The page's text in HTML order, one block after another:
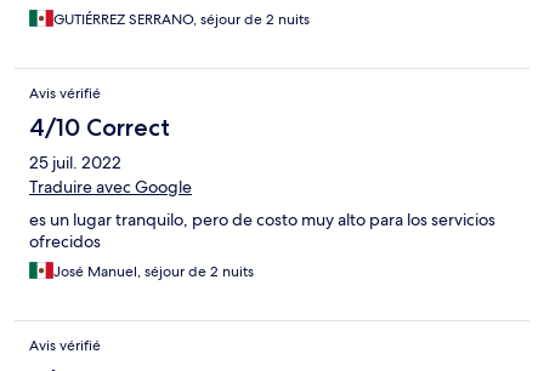
muy poco personal y cuando llegamos estaba lloviendo y no me
puedo quejar por el clima pero el ascensor para nuestras
estuvimos bajo la lluvia buscándolo, aparte de del terrible
personal que tienen solo es un lugar con bonita playa
GUTIÉRREZ SERRANO, séjour de 2 nuits
Avis vérifié
4/10 Correct
25 juil. 2022
Traduire avec Google
es un lugar tranquilo, pero de costo muy alto para los servicios
ofrecidos
José Manuel, séjour de 2 nuits
Avis vérifié